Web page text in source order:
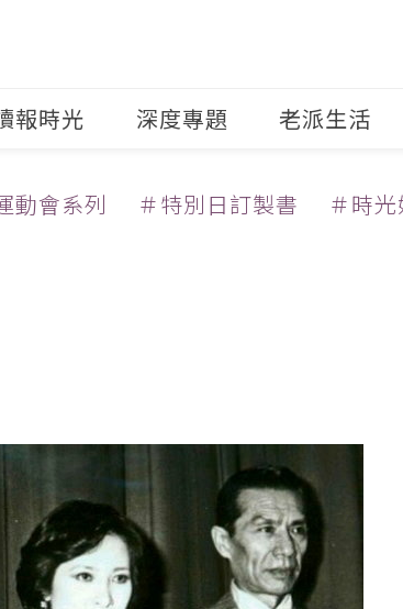
報時光 深度專題 老派生活
動會系列 ＃特別日訂製書 ＃時